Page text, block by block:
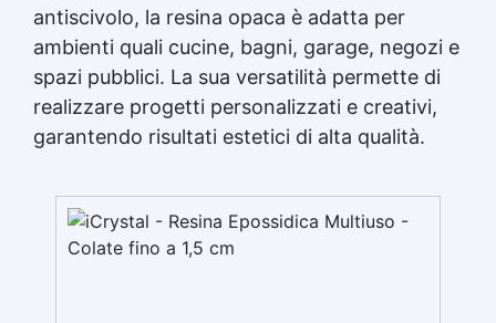
antiscivolo, la resina opaca è adatta per
ambienti quali cucine, bagni, garage, negozi e
spazi pubblici. La sua versatilità permette di
realizzare progetti personalizzati e creativi,
garantendo risultati estetici di alta qualità.